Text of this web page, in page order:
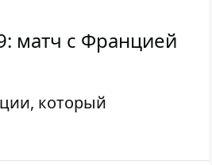
матч с Францией
который